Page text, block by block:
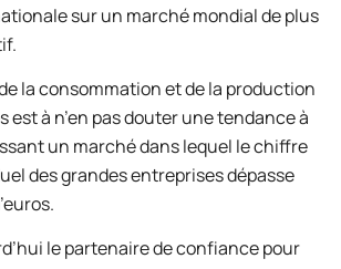
sur un marché mondial de plus
la consommation et de la production
est à n’en pas douter une tendance à
un marché dans lequel le chiffre
des grandes entreprises dépasse
le partenaire de confiance pour